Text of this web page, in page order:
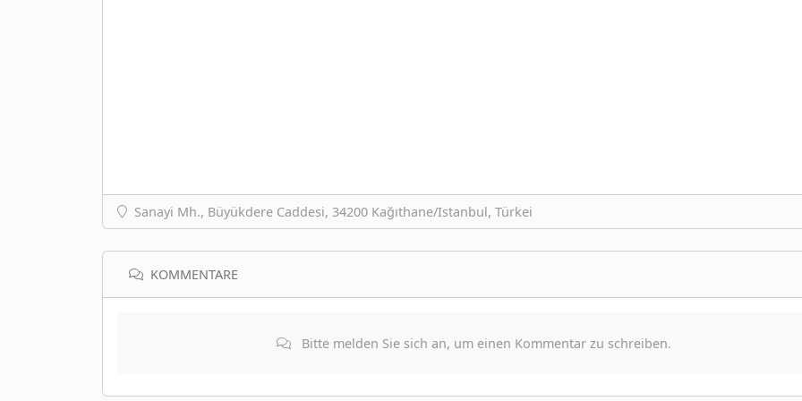
Sanayi Mh., Büyükdere Caddesi, 34200 Kağıthane/Istanbul, Türkei
KOMMENTARE
Bitte melden Sie sich an, um einen Kommentar zu schreiben.